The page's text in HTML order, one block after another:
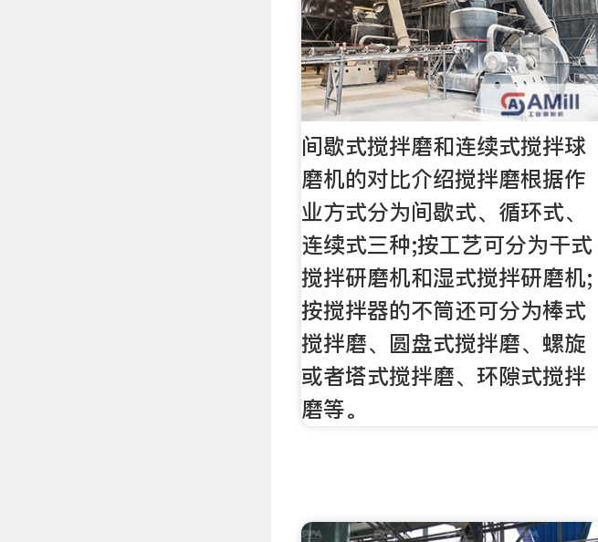
间歇式搅拌磨和连续式搅拌球
磨机的对比介绍搅拌磨根据作
业方式分为间歇式、循环式、
连续式三种;按工艺可分为干式
搅拌研磨机和湿式搅拌研磨机;
按搅拌器的不筒还可分为棒式
搅拌磨、圆盘式搅拌磨、螺旋
或者塔式搅拌磨、环隙式搅拌
磨等。